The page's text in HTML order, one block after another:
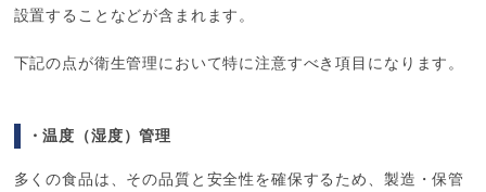
設置することなどが含まれます。
下記の点が衛生管理において特に注意すべき項目になります。
・温度（湿度）管理
多くの食品は、その品質と安全性を確保するため、製造・保管